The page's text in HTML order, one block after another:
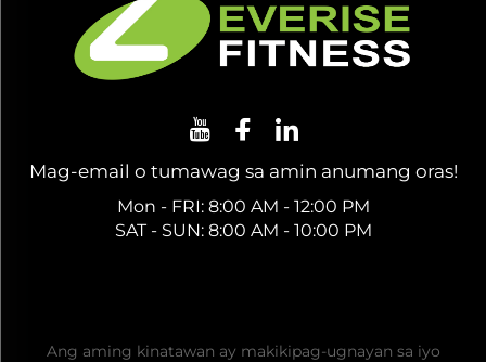
Mag-email o tumawag sa amin anumang oras!
Mon - FRI: 8:00 AM - 12:00 PM
SAT - SUN: 8:00 AM - 10:00 PM
Ang aming kinatawan ay makikipag-ugnayan sa iyo